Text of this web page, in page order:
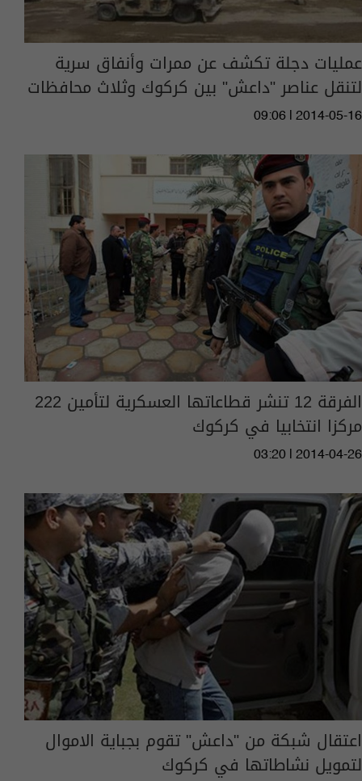
عمليات دجلة تكشف عن ممرات وأنفاق سرية
لتنقل عناصر "داعش" بين كركوك وثلاث محافظات
09:06 | 2014-05-16
الفرقة 12 تنشر قطاعاتها العسكرية لتأمين 222
مركزا انتخابيا في كركوك
03:20 | 2014-04-26
اعتقال شبكة من "داعش" تقوم بجباية الاموال
لتمويل نشاطاتها في كركوك